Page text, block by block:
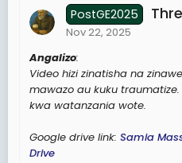
PostGE2025 Thread 'Video zaidi
Nov 22, 2025
Angalizo:
Video hizi zinatisha na
mawazo au kuku
kwa watanzania wote.
Google drive link: Samia
Drive